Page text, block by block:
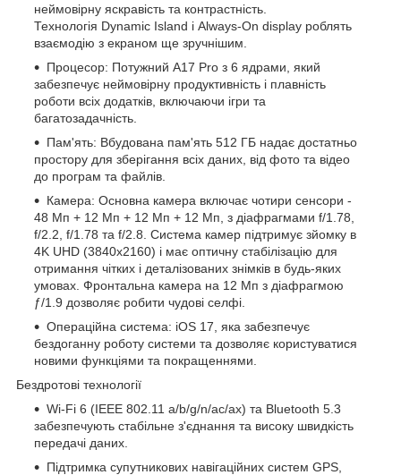
неймовірну яскравість та контрастність.
Технологія Dynamic Island і Always-On display роблять
взаємодію з екраном ще зручнішим.
Процесор: Потужний A17 Pro з 6 ядрами, який
забезпечує неймовірну продуктивність і плавність
роботи всіх додатків, включаючи ігри та
багатозадачність.
Пам'ять: Вбудована пам'ять 512 ГБ надає достатньо
простору для зберігання всіх даних, від фото та відео
до програм та файлів.
Камера: Основна камера включає чотири сенсори -
48 Мп + 12 Мп + 12 Мп + 12 Мп, з діафрагмами f/1.78,
f/2.2, f/1.78 та f/2.8. Система камер підтримує зйомку в
4K UHD (3840x2160) і має оптичну стабілізацію для
отримання чітких і деталізованих знімків в будь-яких
умовах. Фронтальна камера на 12 Мп з діафрагмою
ƒ/1.9 дозволяє робити чудові селфі.
Операційна система: iOS 17, яка забезпечує
бездоганну роботу системи та дозволяє користуватися
новими функціями та покращеннями.
Бездротові технології
Wi-Fi 6 (IEEE 802.11 a/b/g/n/ac/ax) та Bluetooth 5.3
забезпечують стабільне з'єднання та високу швидкість
передачі даних.
Підтримка супутникових навігаційних систем GPS,